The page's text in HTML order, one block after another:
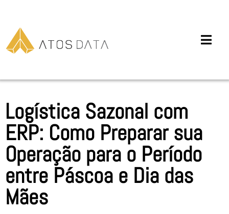
Logística Sazonal com
ERP: Como Preparar sua
Operação para o Período
entre Páscoa e Dia das
Mães